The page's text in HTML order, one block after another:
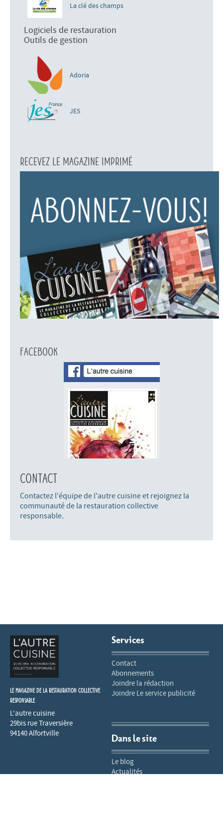
La clé des champs
Logiciels de restauration
Outils de gestion
Adoria
JES
Recevez le magazine imprimé
Facebook
Contact
Contactez l'équipe de l'autre cuisine et rejoignez la
communauté de la restauration collective
responsable.
LE MAGAZINE DE LA RESTAURATION COLLECTIVE
RESPONSABLE
L'autre cuisine
29bis rue Traversière
94140 Alfortville
Services
Contact
Abonnements
Joindre la rédaction
Joindre Le service publicité
Dans le site
Le blog
Actualités